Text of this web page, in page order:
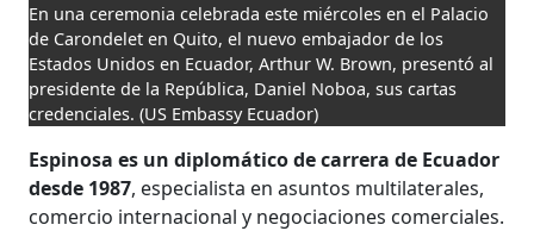
En una ceremonia celebrada este miércoles en el Palacio
de Carondelet en Quito, el nuevo embajador de los
Estados Unidos en Ecuador, Arthur W. Brown, presentó al
presidente de la República, Daniel Noboa, sus cartas
credenciales.(US Embassy Ecuador)
Espinosa es un diplomático de carrera de Ecuador
desde 1987, especialista en asuntos multilaterales,
comercio internacional y negociaciones comerciales.